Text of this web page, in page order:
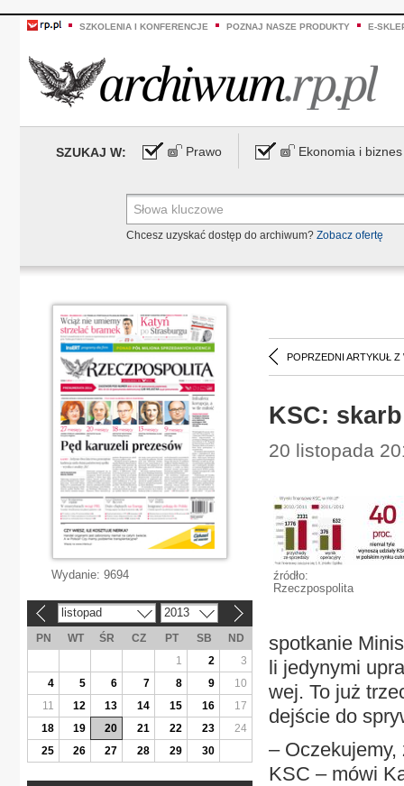
SZKOLENIA I KONFERENCJE POZNAJ NASZE PRODUKTY E-
SZUKAJ W: Prawo Ekonomia i biznes
Chcesz uzyskać dostęp do archiwum? Zobacz ofertę
POPRZEDNI ARTYKUŁ Z
KSC:
20 listopada
źródło:
Rzeczpospolita
spo­tka­nie
li je­dy­ny­mi
wej. To już
dej­ście do
–
KSC – mó­wi
Wydanie: 9694
listopad 2013
PN WT ŚR CZ PT SB
ND
1
2
3
4
5 6 7 8 9
10
11
12 13 14 15 16
17
18
19 20 21 22 23
24
25
26 27 28 29 30